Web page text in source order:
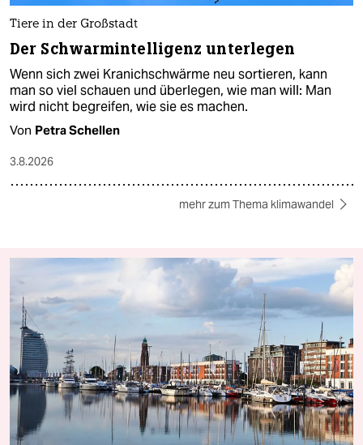
Tiere in der Großstadt
Der Schwarmintelligenz unterlegen
Wenn sich zwei Kranichschwärme neu sortieren, kann
man so viel schauen und überlegen, wie man will: Man
wird nicht begreifen, wie sie es machen.
Von Petra Schellen
3.8.2026
mehr zum Thema klimawandel